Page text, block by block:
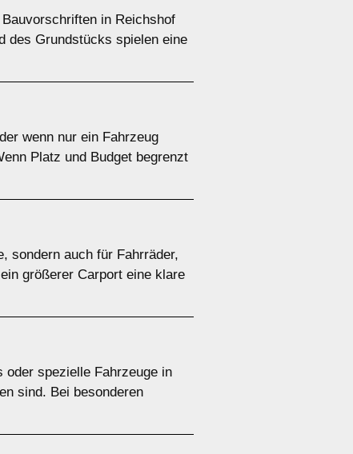
in Reichshof
des Grundstücks spielen eine
wenn nur ein Fahrzeug
Platz und Budget begrenzt
sondern auch für Fahrräder,
größerer Carport eine klare
oder spezielle Fahrzeuge in
sind. Bei besonderen